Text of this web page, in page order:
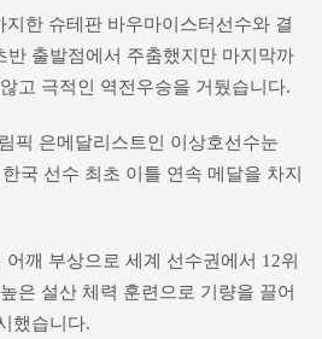
지한 슈테판 바우마이스터선수와 결
반 출발점에서 주춤했지만 마지막까
고 극적인 역전우승을 거뒀습니다.
픽 은메달리스트인 이상호선수눈
국 선수 최초 이틀 연속 메달을 차지
깨 부상으로 세계 선수권에서 12위
은 설산 체력 훈련으로 기량을 끌어
했습니다.